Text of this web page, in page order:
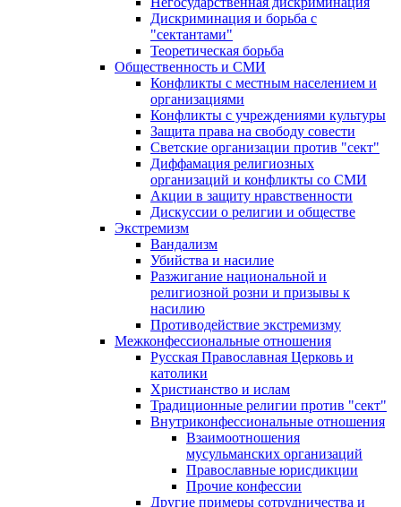
Дискриминация и борьба с
"сектантами"
Теоретическая борьба
Общественность и СМИ
Конфликты с местным населением и
организациями
Конфликты с учреждениями культуры
Защита права на свободу совести
Светские организации против "сект"
Диффамация религиозных
организаций и конфликты со СМИ
Акции в защиту нравственности
Дискуссии о религии и обществе
Экстремизм
Вандализм
Убийства и насилие
Разжигание национальной и
религиозной розни и призывы к
насилию
Противодействие экстремизму
Межконфессиональные отношения
Русская Православная Церковь и
католики
Христианство и ислам
Традиционные религии против "сект"
Внутриконфессиональные отношения
Взаимоотношения
мусульманских организаций
Православные юрисдикции
Прочие конфессии
Другие примеры сотрудничества и